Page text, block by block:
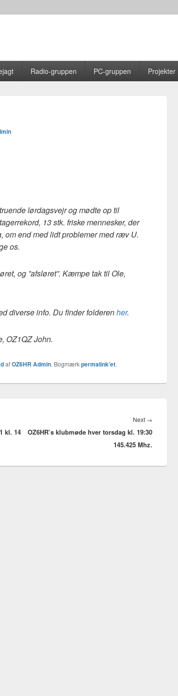
Radio-gruppen PC-gruppen Projekter
lørdagsvejr og mødte op til
13 stk. friske mennesker, der
om end med lidt problemer med ræv U.
os.
og ”afsløret”. Kæmpe tak til Ole,
diverse info. Du finder folderenher.
OZ1QZ John.
afOZ6HR Admin. Bogmærkpermalink'et.
kl. 14
Next →
post:
OZ6HR’s klubmøde hver torsdag kl. 19:30
145.425 Mhz.